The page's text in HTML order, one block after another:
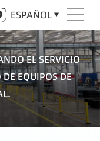
ESPAÑOL
EL SERVICIO
EQUIPOS DE